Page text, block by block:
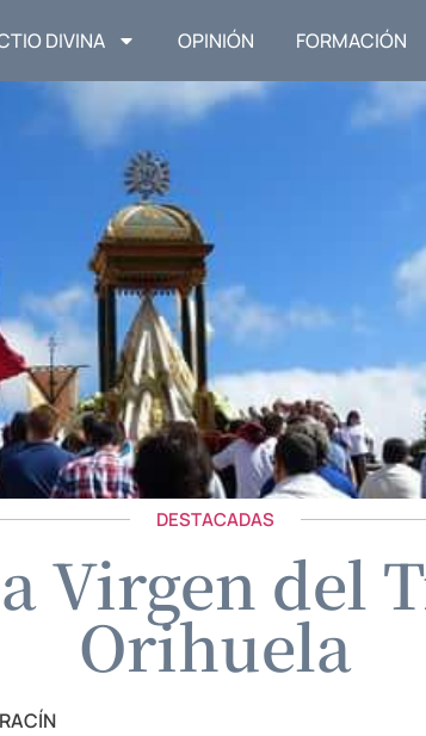
DIVINA OPINIÓN FORMACIÓN
DESTACADAS
Virgen del
Orihuela